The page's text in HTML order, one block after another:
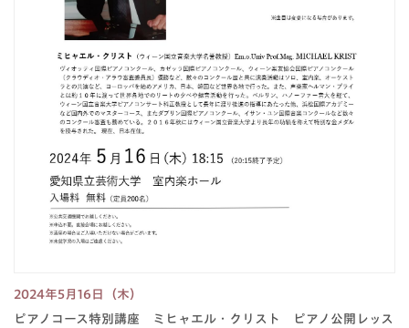
2024年5月16日（木）
ピアノコース特別講座 ミヒャエル・クリスト ピアノ公開レッス